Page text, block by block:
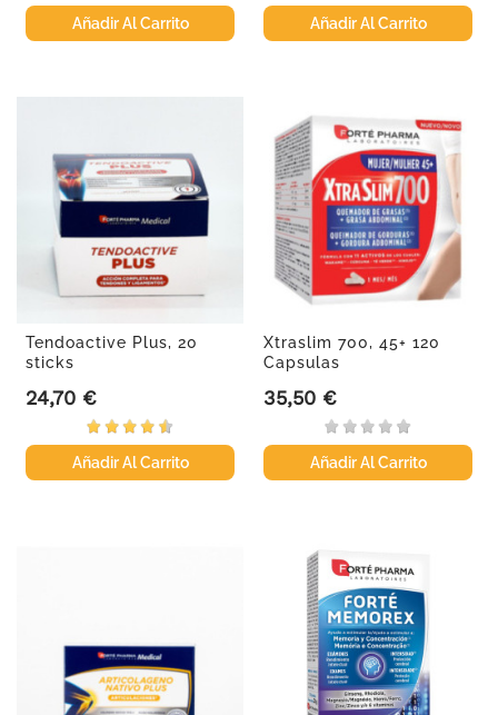
Añadir Al Carrito Añadir Al Carrito
Tendoactive Plus, 20
sticks
Precio
24,70 €
Añadir Al Carrito
Xtraslim 700, 45+ 120
Capsulas
Precio
35,50 €
Añadir Al Carrito